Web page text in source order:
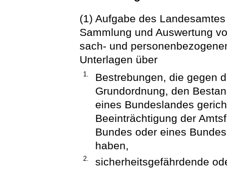
(1) Aufgabe des
Sammlung und Auswertung
sach- und
Unterlagen über
1.
Bestrebungen, die gegen
Grundordnung, den
eines Bundeslandes
Beeinträchtigung der
Bundes oder eines
haben,
2.
sicherheitsgefährdende